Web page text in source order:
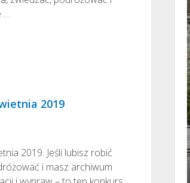
…
2019
2019. Jeśli lubisz robić
i masz archiwum